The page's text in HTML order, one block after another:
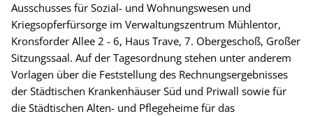
Ausschusses für Sozial- und Wohnungswesen und
Kriegsopferfürsorge im Verwaltungszentrum Mühlentor,
Kronsforder Allee 2 - 6, Haus Trave, 7. Obergeschoß, Großer
Sitzungssaal. Auf der Tagesordnung stehen unter anderem
Vorlagen über die Feststellung des Rechnungsergebnisses
der Städtischen Krankenhäuser Süd und Priwall sowie für
die Städtischen Alten- und Pflegeheime für das